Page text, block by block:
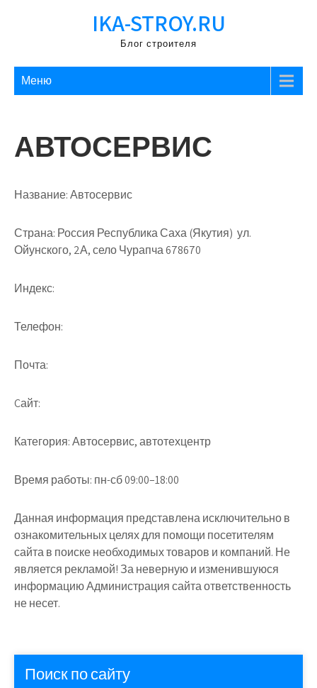
IKA-STROY.RU
Блог строителя
Меню
АВТОСЕРВИС
Название:Автосервис
Страна: Россия Республика Саха (Якутия) ул.
Ойунского, 2А, село Чурапча 678670
Индекс:
Телефон:
Почта:
Cайт:
Категория:Автосервис, автотехцентр
Время работы: пн-сб 09:00–18:00
Данная информация представлена исключительно в
ознакомительных целях для помощи посетителям
сайта в поиске необходимых товаров и компаний. Не
является рекламой! За неверную и изменившуюся
информацию Администрация сайта ответственность
не несет.
Поиск по сайту